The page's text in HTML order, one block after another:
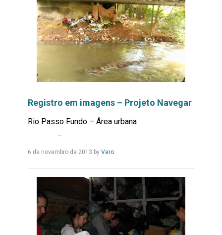
Registro em imagens – Projeto Navegar
Rio Passo Fundo – Área urbana
...
6 de novembro de 2013 by VeroLeia